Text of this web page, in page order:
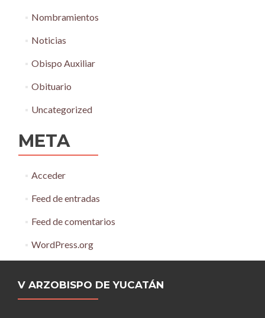
Nombramientos
Noticias
Obispo Auxiliar
Obituario
Uncategorized
META
Acceder
Feed de entradas
Feed de comentarios
WordPress.org
V ARZOBISPO DE YUCATÁN